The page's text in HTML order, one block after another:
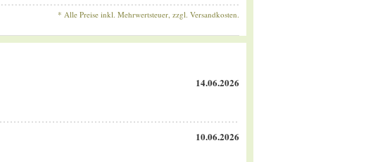
* Alle Preise inkl. Mehrwertsteuer, zzgl. Versandkosten.
14.06.2026
10.06.2026